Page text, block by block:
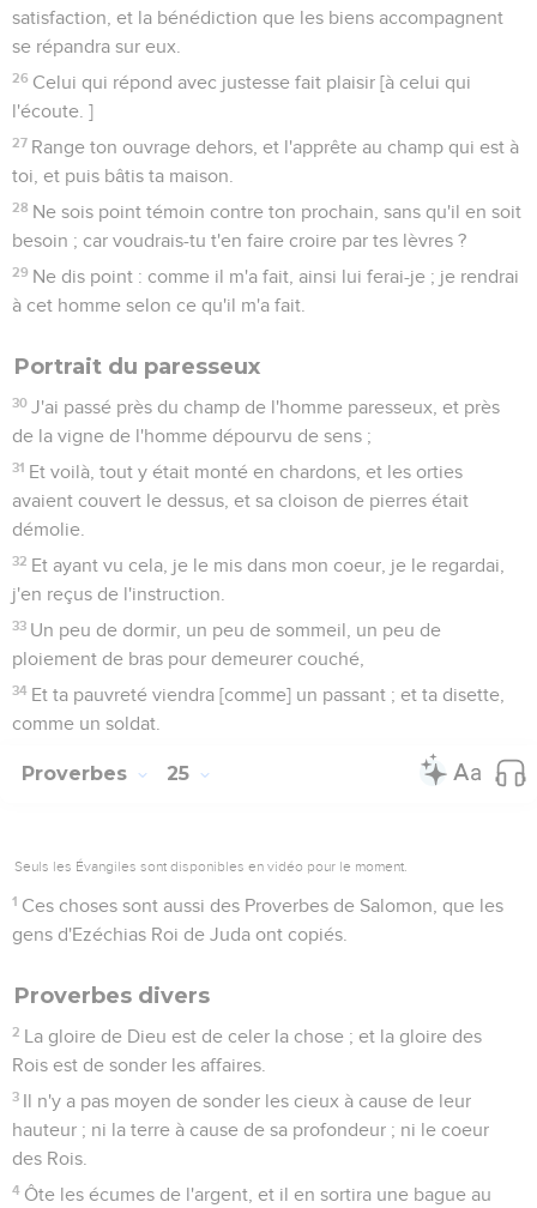
satisfaction, et la bénédiction que les biens accompagnent
se répandra sur eux.
26 Celui qui répond avec justesse fait plaisir [à celui qui
l'écoute. ]
27 Range ton ouvrage dehors, et l'apprête au champ qui est à
toi, et puis bâtis ta maison.
28 Ne sois point témoin contre ton prochain, sans qu'il en soit
besoin ; car voudrais-tu t'en faire croire par tes lèvres ?
29 Ne dis point : comme il m'a fait, ainsi lui ferai-je ; je rendrai
à cet homme selon ce qu'il m'a fait.
Portrait du paresseux
30 J'ai passé près du champ de l'homme paresseux, et près
de la vigne de l'homme dépourvu de sens ;
31 Et voilà, tout y était monté en chardons, et les orties
avaient couvert le dessus, et sa cloison de pierres était
démolie.
32 Et ayant vu cela, je le mis dans mon coeur, je le regardai,
j'en reçus de l'instruction.
33 Un peu de dormir, un peu de sommeil, un peu de
ploiement de bras pour demeurer couché,
34 Et ta pauvreté viendra [comme] un passant ; et ta disette,
comme un soldat.
Proverbes 25
Seuls les Évangiles sont disponibles en vidéo pour le moment.
1 Ces choses sont aussi des Proverbes de Salomon, que les
gens d'Ezéchias Roi de Juda ont copiés.
Proverbes divers
2 La gloire de Dieu est de celer la chose ; et la gloire des
Rois est de sonder les affaires.
3 Il n'y a pas moyen de sonder les cieux à cause de leur
hauteur ; ni la terre à cause de sa profondeur ; ni le coeur
des Rois.
4 Ôte les écumes de l'argent, et il en sortira une bague au